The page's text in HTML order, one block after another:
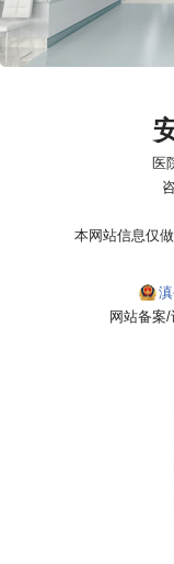
医
本网站信息仅
网站备案/